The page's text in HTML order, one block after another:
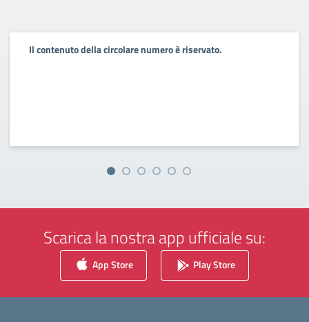
Il contenuto della circolare numero è riservato.
Scarica la nostra app ufficiale su:
App Store Play Store